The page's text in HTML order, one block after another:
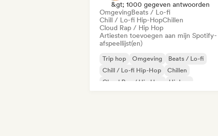
&gt; 1000 gegeven antwoorden
OmgevingBeats / Lo-fi
Chill / Lo-fi Hip-HopChillen
Cloud Rap / Hip Hop
Artiesten toevoegen aan mijn Spotify-
afspeellijst(en)
Trip hop Omgeving
Beats / Lo-fi
Chill / Lo-fi Hip-Hop
Chillen
Cloud Rap / Hip Hop
Hiphop